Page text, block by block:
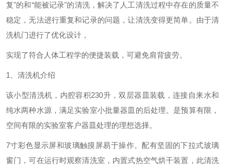
复"的和“能被记录"的清洗，解决了人工清洗过程中存在的质量不
稳定，无法进行重复和记录的问题，让清洗变得更简单。由于清
洗机门进行了优化设计，
实现了符合人体工程学的便捷装载，可避免肩背疲劳。
1、清洗机介绍
该小型清洗机，内腔容积230升，双层器皿装载，连接自来水和
纯水两种水源，满足实验室小批量器皿的后处理。是预算有限，
空间有限的实验室客户器皿处理的理想选择。
7寸彩色显示屏和玻璃触摸屏易于操作。配有坚固的下拉式玻璃
窗门，可在运行时观察清洗室，内置式热空气烘干装置，此清洗